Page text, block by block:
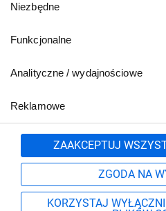
zgody
Niezbędne
Funkcjonalne
Analityczne / wydajnościowe
Reklamowe
ZAAKCEPTUJ
ZGODA NA
KORZYSTAJ
801 500 700 lub
Formularz